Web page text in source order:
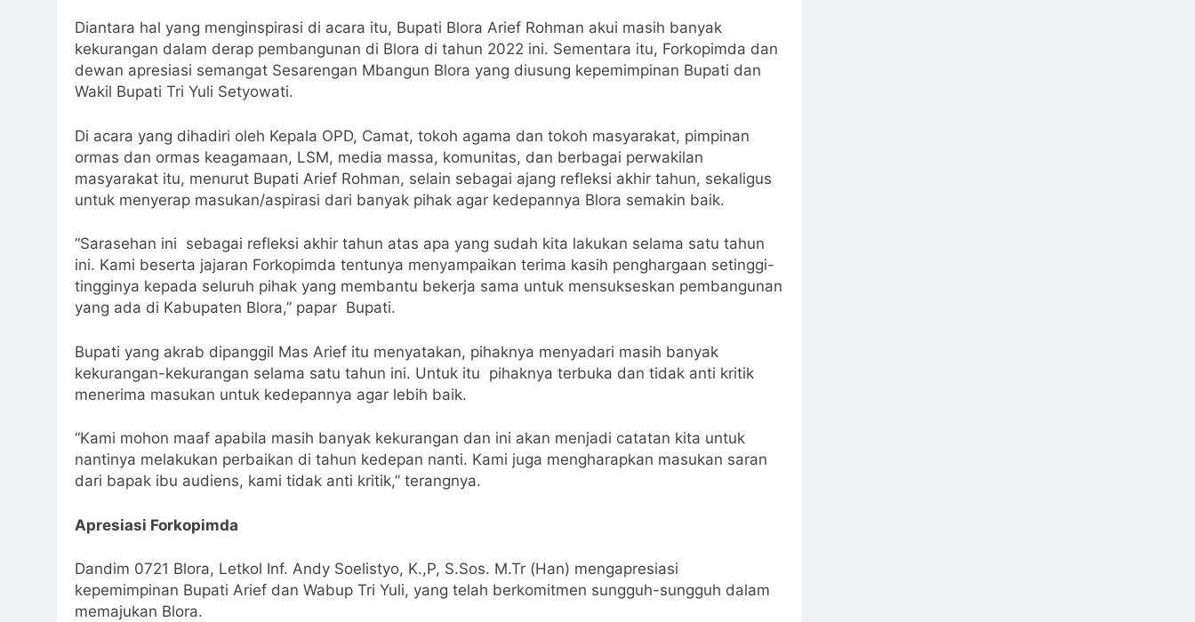
Diantara hal yang menginspirasi di acara itu, Bupati Blora Arief Rohman akui masih banyak
kekurangan dalam derap pembangunan di Blora di tahun 2022 ini. Sementara itu, Forkopimda dan
dewan apresiasi semangat Sesarengan Mbangun Blora yang diusung kepemimpinan Bupati dan
Wakil Bupati Tri Yuli Setyowati.
Di acara yang dihadiri oleh Kepala OPD, Camat, tokoh agama dan tokoh masyarakat, pimpinan
ormas dan ormas keagamaan, LSM, media massa, komunitas, dan berbagai perwakilan
masyarakat itu, menurut Bupati Arief Rohman, selain sebagai ajang refleksi akhir tahun, sekaligus
untuk menyerap masukan/aspirasi dari banyak pihak agar kedepannya Blora semakin baik.
“Sarasehan ini sebagai refleksi akhir tahun atas apa yang sudah kita lakukan selama satu tahun
ini. Kami beserta jajaran Forkopimda tentunya menyampaikan terima kasih penghargaan setinggi-
tingginya kepada seluruh pihak yang membantu bekerja sama untuk mensukseskan pembangunan
yang ada di Kabupaten Blora,” papar Bupati.
Bupati yang akrab dipanggil Mas Arief itu menyatakan, pihaknya menyadari masih banyak
kekurangan-kekurangan selama satu tahun ini. Untuk itu pihaknya terbuka dan tidak anti kritik
menerima masukan untuk kedepannya agar lebih baik.
“Kami mohon maaf apabila masih banyak kekurangan dan ini akan menjadi catatan kita untuk
nantinya melakukan perbaikan di tahun kedepan nanti. Kami juga mengharapkan masukan saran
dari bapak ibu audiens, kami tidak anti kritik,” terangnya.
Apresiasi Forkopimda
Dandim 0721 Blora, Letkol Inf. Andy Soelistyo, K.,P, S.Sos. M.Tr (Han) mengapresiasi
kepemimpinan Bupati Arief dan Wabup Tri Yuli, yang telah berkomitmen sungguh-sungguh dalam
memajukan Blora.